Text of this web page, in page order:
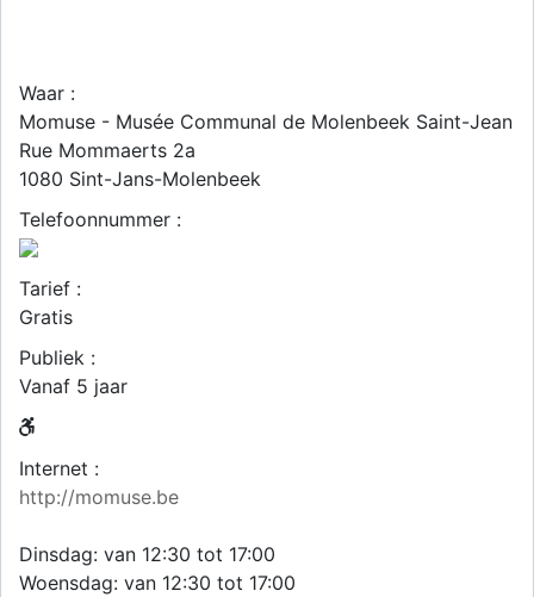
Waar :
Momuse - Musée Communal de Molenbeek Saint-Jean
Rue Mommaerts 2a
1080 Sint-Jans-Molenbeek
Telefoonnummer :
Tarief :
Gratis
Publiek :
Vanaf 5 jaar
Internet :
http://momuse.be
Dinsdag: van 12:30 tot 17:00
Woensdag: van 12:30 tot 17:00